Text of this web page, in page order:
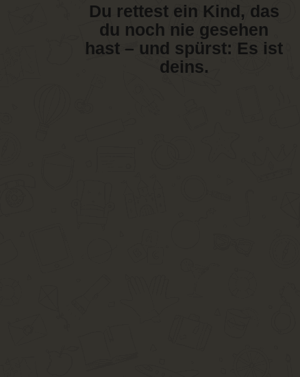
Du rettest ein Kind, das
du noch nie gesehen
hast – und spürst: Es ist
deins.